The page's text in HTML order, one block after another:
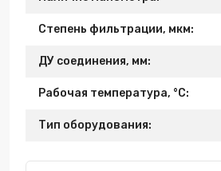
Степень фильтрации, мкм:
ДУ соединения, мм:
Рабочая температура, °С:
Тип оборудования: